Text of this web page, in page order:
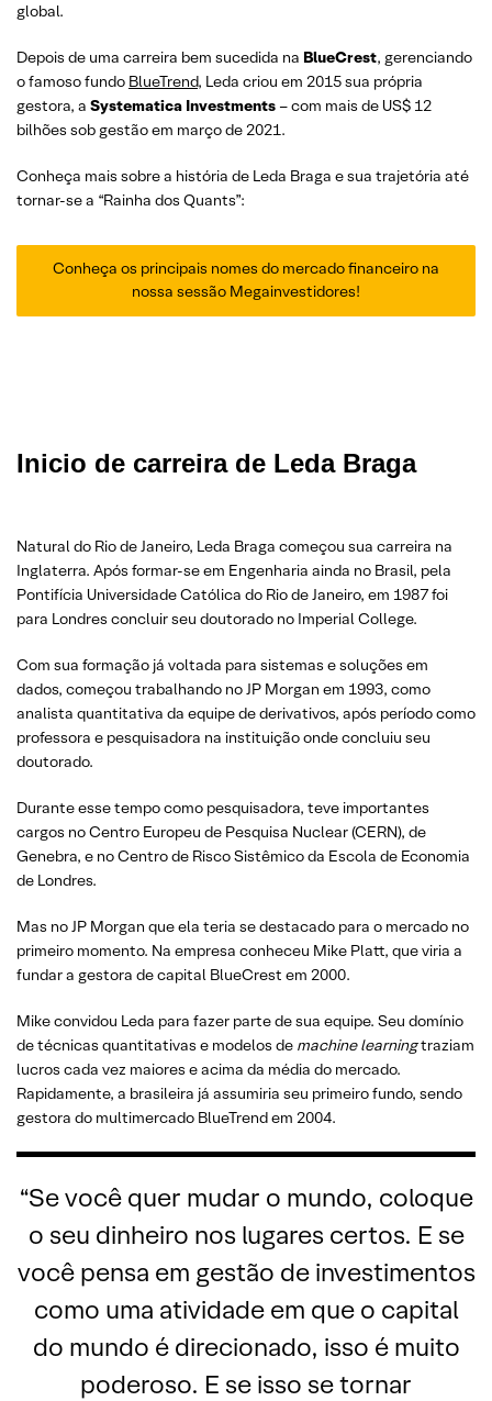
global.
Depois de uma carreira bem sucedida na BlueCrest, gerenciando
o famoso fundo BlueTrend, Leda criou em 2015 sua própria
gestora, a Systematica Investments – com mais de US$ 12
bilhões sob gestão em março de 2021.
Conheça mais sobre a história de Leda Braga e sua trajetória até
tornar-se a “Rainha dos Quants”:
Conheça os principais nomes do mercado financeiro na
nossa sessão Megainvestidores!
Inicio de carreirade Leda Braga
Natural do Rio de Janeiro, Leda Braga começou sua carreira na
Inglaterra. Após formar-se em Engenharia ainda no Brasil, pela
Pontifícia Universidade Católica do Rio de Janeiro, em 1987 foi
para Londres concluir seu doutorado no Imperial College.
Com sua formação já voltada para sistemas e soluções em
dados, começou trabalhando no JP Morgan em 1993, como
analista quantitativa da equipe de derivativos, após período como
professora e pesquisadora na instituição onde concluiu seu
doutorado.
Durante esse tempo como pesquisadora, teve importantes
cargos no Centro Europeu de Pesquisa Nuclear (CERN), de
Genebra, e no Centro de Risco Sistêmico da Escola de Economia
de Londres.
Mas no JP Morgan que ela teria se destacado para o mercado no
primeiro momento. Na empresa conheceu Mike Platt, que viria a
fundar a gestora de capital BlueCrest em 2000.
Mike convidou Leda para fazer parte de sua equipe. Seu domínio
de técnicas quantitativas e modelos de machine learningtraziam
lucros cada vez maiores e acima da média do mercado.
Rapidamente, a brasileira já assumiria seu primeiro fundo, sendo
gestora do multimercado BlueTrend em 2004.
“Se você quer mudar o mundo, coloque
o seu dinheiro nos lugares certos. E se
você pensa em gestão de investimentos
como uma atividade em que o capital
do mundo é direcionado, isso é muito
poderoso. E se isso se tornar